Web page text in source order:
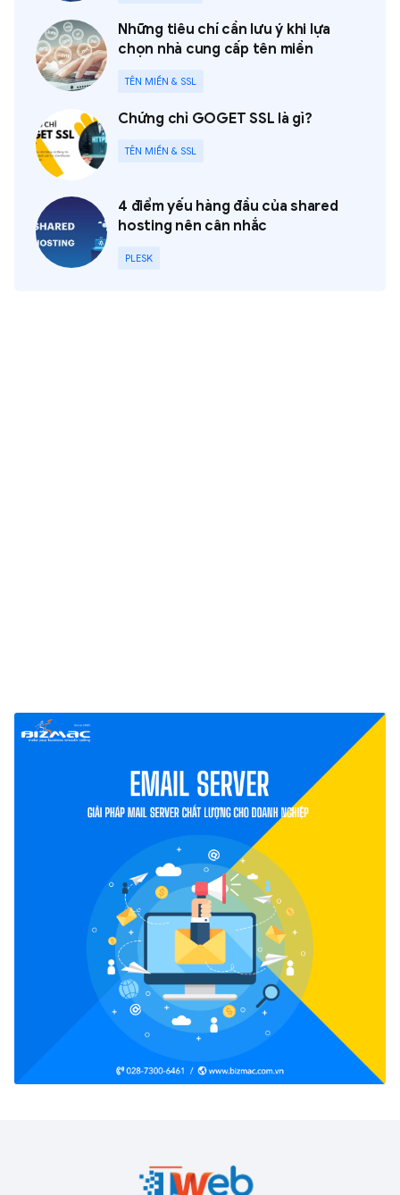
Những tiêu chí cần lưu ý khi lựa
chọn nhà cung cấp tên miền
TÊN MIỀN & SSL
Chứng chỉ GOGET SSL là gì?
TÊN MIỀN & SSL
4 điểm yếu hàng đầu của shared
hosting nên cân nhắc
PLESK